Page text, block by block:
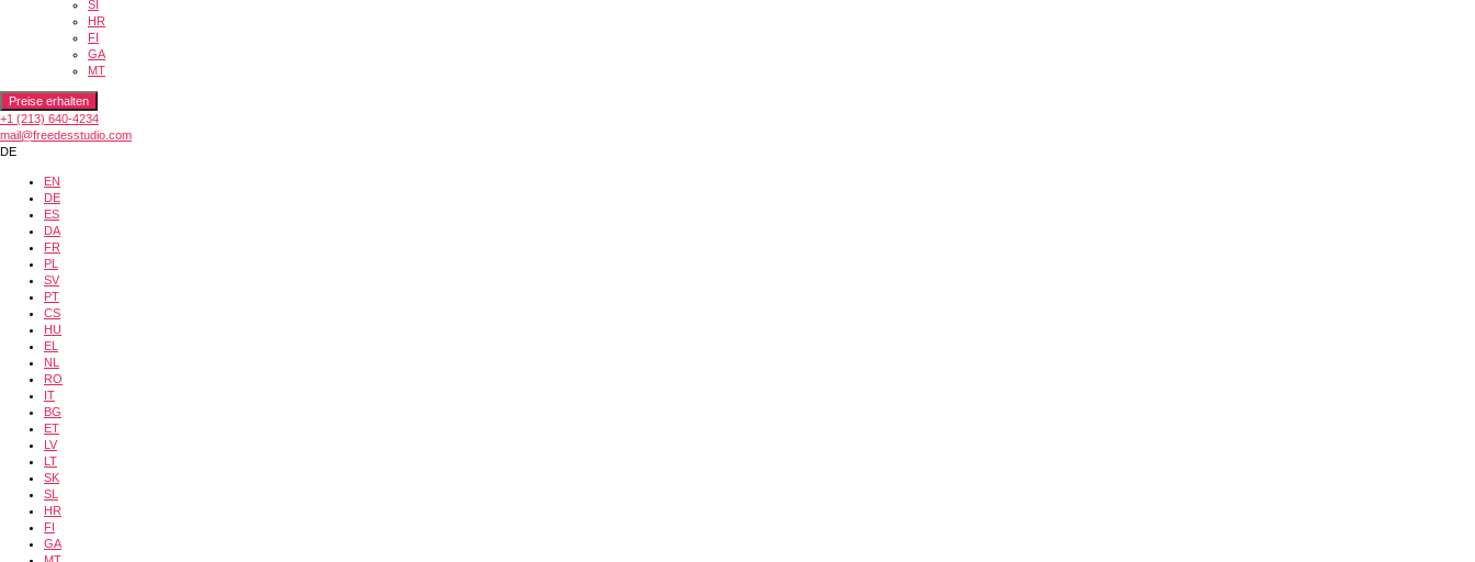
SI
HR
FI
GA
MT
Preise erhalten
+1 (213) 640-4234
mail@freedesstudio.com
DE
EN
DE
ES
DA
FR
PL
SV
PT
CS
HU
EL
NL
RO
IT
BG
ET
LV
LT
SK
SL
HR
FI
GA
MT